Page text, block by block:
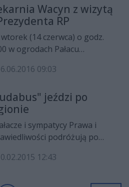
RP Andrzej Duda. To
obchodów 40. rocznicy
protestów w Radomiu.
Wacyn z wizytą
RP
(14 czerwca) o godz.
w ogrodach Pałacu
Polskiej Andrzej
AgroLigi 2015. Zaproszenie na
dostała radomska firma -
Wacyn.
09:03
jeździ po
i sympatycy Prawa i
podróżują po
które
12:43